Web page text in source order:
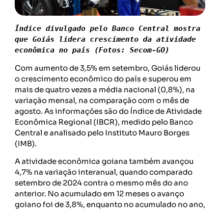
Índice divulgado pelo Banco Central mostra
que Goiás lidera crescimento da atividade
econômica no país (Fotos: Secom-GO)
Com aumento de 3,5% em setembro, Goiás liderou
o crescimento econômico do país e superou em
mais de quatro vezes a média nacional (0,8%), na
variação mensal, na comparação com o mês de
agosto. As informações são do Índice de Atividade
Econômica Regional (IBCR), medido pelo Banco
Central e analisado pelo Instituto Mauro Borges
(IMB).
A atividade econômica goiana também avançou
4,7% na variação interanual, quando comparado
setembro de 2024 contra o mesmo mês do ano
anterior. No acumulado em 12 meses o avanço
goiano foi de 3,8%, enquanto no acumulado no ano,